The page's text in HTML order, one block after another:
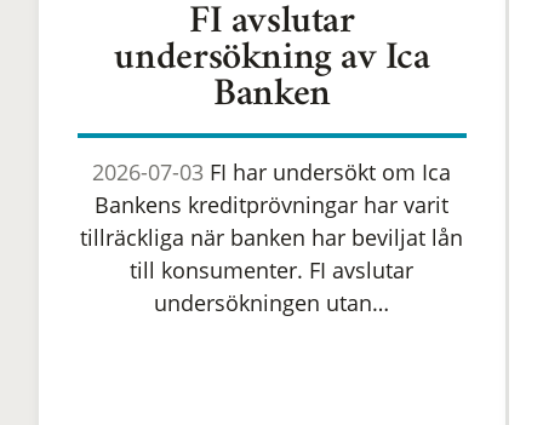
FI avslutar
undersökning av Ica
Banken
2026-07-03 FI har undersökt om Ica
Bankens kreditprövningar har varit
tillräckliga när banken har beviljat lån
till konsumenter. FI avslutar
undersökningen utan…